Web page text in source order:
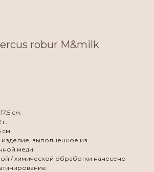
robur M&milk
см.
изделие, выполненное из
меди.
/ химической обработки нанесено